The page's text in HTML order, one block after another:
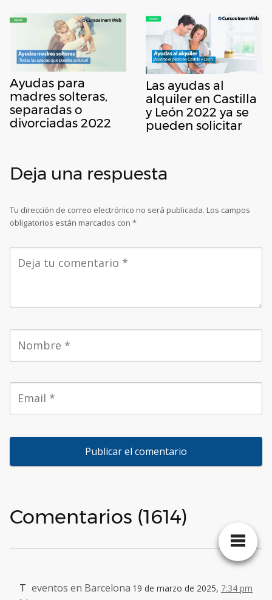
Ayudas para
madres solteras,
separadas o
divorciadas 2022
Las ayudas al
alquiler en Castilla
y León 2022 ya se
pueden solicitar
Deja una respuesta
Tu dirección de correo electrónico no será publicada. Los campos
obligatorios están marcados con *
Comentarios (1614)
eventos en Barcelona 19 de marzo de 2025, 7:34 pm
T